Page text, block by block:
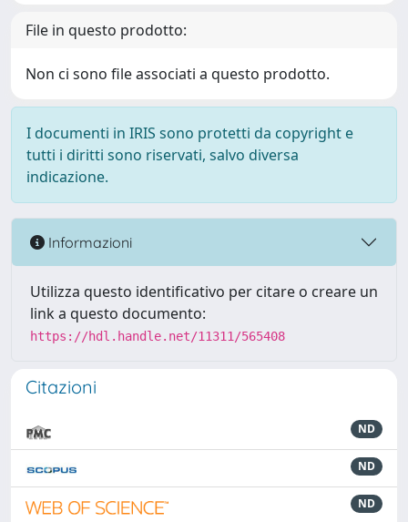
File in questo prodotto:
Non ci sono file associati a questo prodotto.
I documenti in IRIS sono protetti da copyright e
tutti i diritti sono riservati, salvo diversa
indicazione.
Informazioni
Utilizza questo identificativo per citare o creare un
link a questo documento:
https://hdl.handle.net/11311/565408
Citazioni
ND
ND
ND